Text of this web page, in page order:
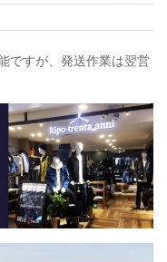
ですが、発送作業は翌営